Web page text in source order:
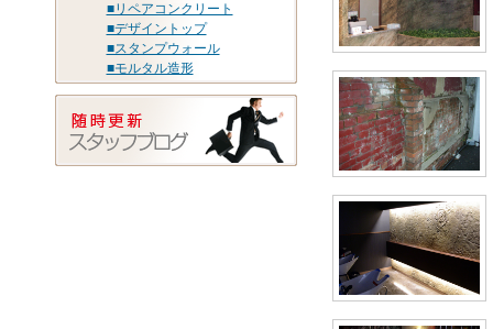
■リペアコンクリート
■デザイントップ
■スタンプウォール
■モルタル造形